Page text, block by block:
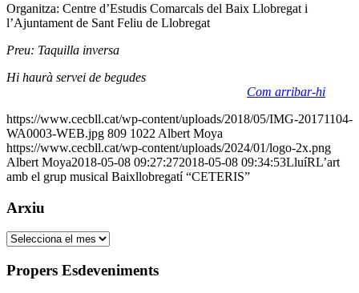
Organitza: Centre d’Estudis Comarcals del Baix Llobregat i
l’Ajuntament de Sant Feliu de Llobregat
Preu: Taquilla inversa
Hi haurà servei de begudes
Com arribar-hi
https://www.cecbll.cat/wp-content/uploads/2018/05/IMG-20171104-
WA0003-WEB.jpg 809 1022 Albert Moya
https://www.cecbll.cat/wp-content/uploads/2024/01/logo-2x.png
Albert Moya2018-05-08 09:27:272018-05-08 09:34:53LluíRL’art
amb el grup musical Baixllobregatí “CETERIS”
Arxiu
Arxiu
Propers Esdeveniments